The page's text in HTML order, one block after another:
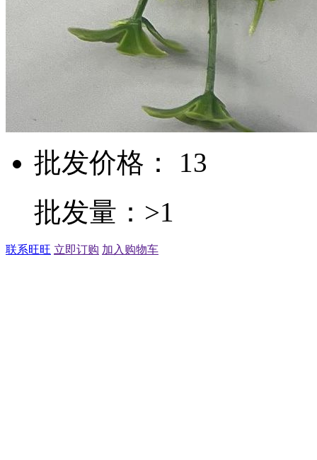
批发价格： 13
批发量：>1
联系旺旺 立即订购 加入购物车